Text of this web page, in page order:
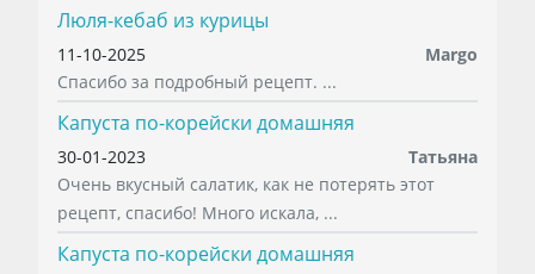
Люля-кебаб из курицы
11-10-2025
Margo
Спасибо за подробный рецепт. ...
Капуста по-корейски домашняя
30-01-2023
Татьяна
Очень вкусный салатик, как не потерять этот
рецепт, спасибо! Много искала, ...
Капуста по-корейски домашняя